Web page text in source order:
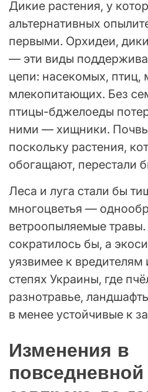
Дикие растения, у
альтернативных
первыми. Орхидеи,
— эти виды
цепи: насекомых, птиц,
млекопитающих. Без
птицы-бджелоеды
ними — хищники.
поскольку растения,
обогащают, перестали
Леса и луга стали бы
многоцветья —
ветроопыляемые
сократилось бы, а
уязвимее к вредителям
степях Украины, где
разнотравье,
в менее устойчивые к
Изменения в